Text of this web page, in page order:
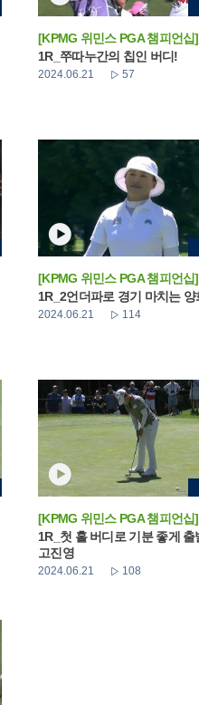
[KPMG 위민스 PGA 챔피언십]
1R_쭈따누간의 칩인 버디!
2024.06.21 57
[KPMG 위민스 PGA 챔피언십]
1R_2언더파로 경기 마치는 양
2024.06.21 114
[KPMG 위민스 PGA 챔피언십]
1R_첫 홀 버디로 기분 좋게 출
고진영
2024.06.21 108